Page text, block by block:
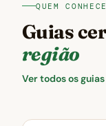
QUEM
Guias
região
Ver todos os